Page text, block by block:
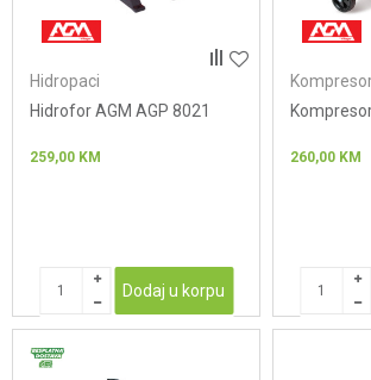
Hidropaci
Hidrofor AGM AGP 8021
259,00 KM
Dodaj u korpu
260,00 KM